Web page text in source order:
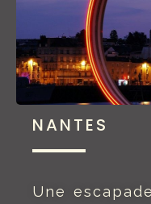
NANTES
Une